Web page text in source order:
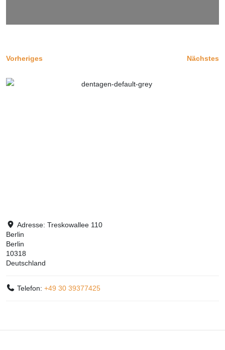
Vorheriges Nächstes
Adresse:Treskowallee 110
Berlin
Berlin
10318
Deutschland
Telefon:+49 30 39377425